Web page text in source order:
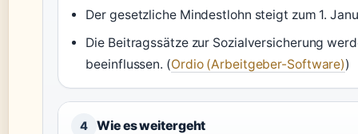
Der gesetzliche Mindestlohn steigt zum 1.
Die Beitragssätze zur Sozialversicherung
beeinflussen. (Ordio (Arbeitgeber-Software))
4 Wie es weitergeht